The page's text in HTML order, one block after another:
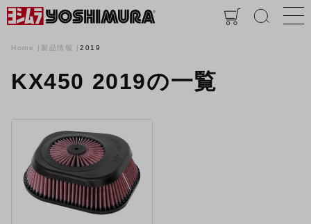
Home 製品情報 2019
KX450 2019の一覧